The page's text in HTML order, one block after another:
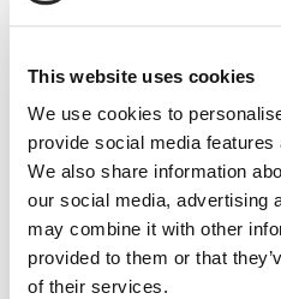
This website uses cookies
We use cookies to
provide social media
We also share information
our social media, advertising
may combine it with other
provided to them or that
of their services.
lub osoba publiczna
pojawiających się
skandali, które